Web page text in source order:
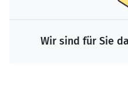
Wir sind für Sie